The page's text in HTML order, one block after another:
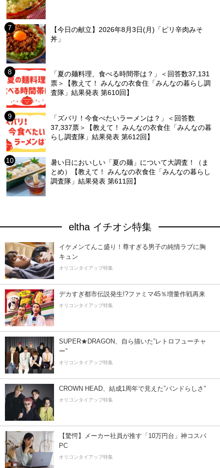
【今日の献立】2026年8月3日(月)「ピリ辛肉みそ
丼」
「夏の麺料理、食べる時間帯は？」＜回答数37,131
票＞【教えて！ みんなの衣食住「みんなの暮らし調
査隊」結果発表 第610回】
「ズバリ！今食べたいラーメンは？」＜回答数
37,337票＞【教えて！ みんなの衣食住「みんなの暮
らし調査隊」結果発表 第612回】
暑い日においしい「夏の麺」について大調査！（ま
とめ）【教えて！ みんなの衣食住「みんなの暮らし
調査隊」結果発表 第611回】
eltha イチオシ特集
イケメンてんこ盛り！尊すぎる男子の純情ラブに胸
キュン
オリコンタイアップ特集
デカすぎ都市伝説発生!?ファミマ45％増量作戦再来
オリコンタイアップ特集
SUPER★DRAGON、自ら描いた”レトロフューチャ
ー”
オリコンタイアップ特集
CROWN HEAD、結成1周年で見えた”バンドらしさ”
オリコンタイアップ特集
【驚愕】メーカー社員が推す「10万円台」神コスパ
PC
オリコンタイアップ特集